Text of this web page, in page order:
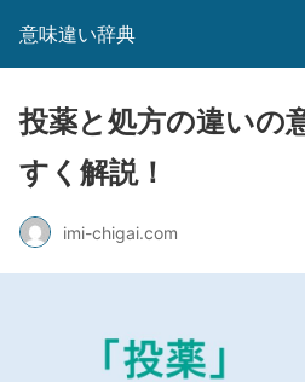
意味違い辞典
投薬と処方の違いの
すく解説！
imi-chigai.com